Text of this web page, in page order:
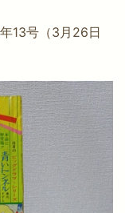
13号（3月26日